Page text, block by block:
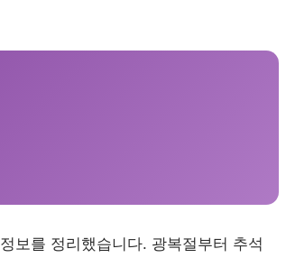
정보를 정리했습니다. 광복절부터 추석